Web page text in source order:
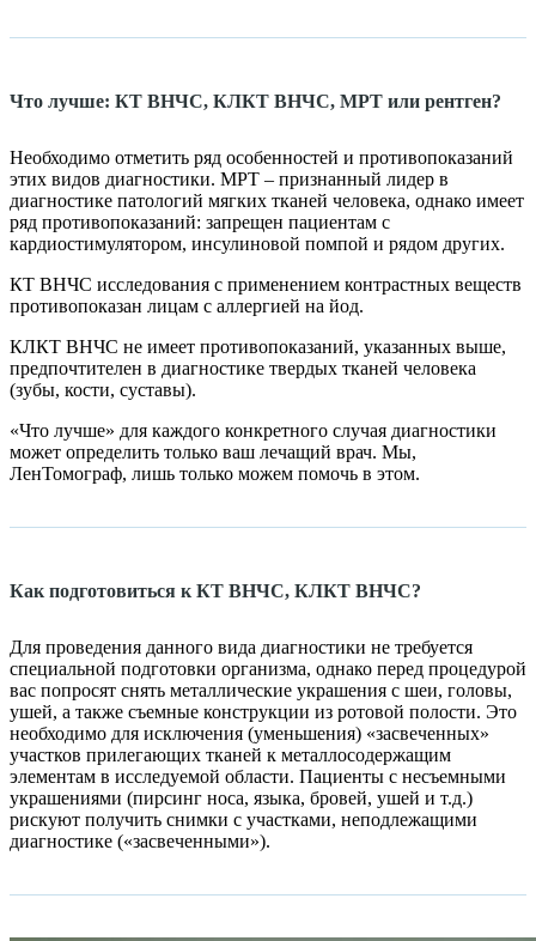
Что лучше: КТ ВНЧС, КЛКТ ВНЧС, МРТ или рентген?
Необходимо отметить ряд особенностей и противопоказаний
этих видов диагностики. МРТ – признанный лидер в
диагностике патологий мягких тканей человека, однако имеет
ряд противопоказаний: запрещен пациентам с
кардиостимулятором, инсулиновой помпой и рядом других.
КТ ВНЧС исследования с применением контрастных веществ
противопоказан лицам с аллергией на йод.
КЛКТ ВНЧС не имеет противопоказаний, указанных выше,
предпочтителен в диагностике твердых тканей человека
(зубы, кости, суставы).
«Что лучше» для каждого конкретного случая диагностики
может определить только ваш лечащий врач. Мы,
ЛенТомограф, лишь только можем помочь в этом.
Как подготовиться к КТ ВНЧС, КЛКТ ВНЧС?
Для проведения данного вида диагностики не требуется
специальной подготовки организма, однако перед процедурой
вас попросят снять металлические украшения с шеи, головы,
ушей, а также съемные конструкции из ротовой полости. Это
необходимо для исключения (уменьшения) «засвеченных»
участков прилегающих тканей к металлосодержащим
элементам в исследуемой области. Пациенты с несъемными
украшениями (пирсинг носа, языка, бровей, ушей и т.д.)
рискуют получить снимки с участками, неподлежащими
диагностике («засвеченными»).